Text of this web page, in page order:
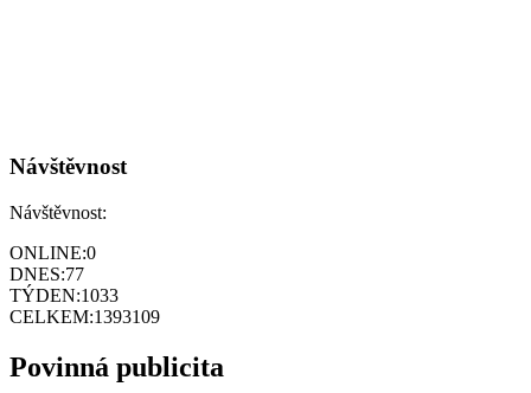
Návštěvnost
Návštěvnost:
ONLINE:0
DNES:77
TÝDEN:1033
CELKEM:1393109
Povinná publicita